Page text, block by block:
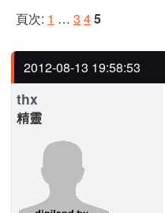
頁次: 1 … 3 45
2012-08-13 19:58:53
thx
精靈